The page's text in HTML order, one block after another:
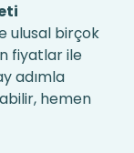
ulusal birçok
fiyatlar ile
adımla
hemen